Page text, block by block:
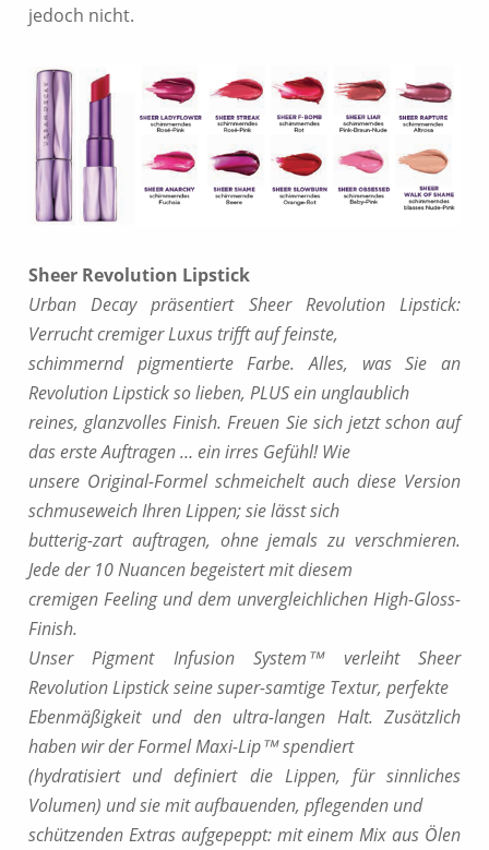
jedoch nicht.
Sheer Revolution Lipstick
Urban Decay präsentiert Sheer Revolution Lipstick:
Verrucht cremiger Luxus trifft auf feinste,
schimmernd pigmentierte Farbe. Alles, was Sie an
Revolution Lipstick so lieben, PLUS ein unglaublich
reines, glanzvolles Finish. Freuen Sie sich jetzt schon auf
das erste Auftragen … ein irres Gefühl! Wie
unsere Original-Formel schmeichelt auch diese Version
schmuseweich Ihren Lippen; sie lässt sich
butterig-zart auftragen, ohne jemals zu verschmieren.
Jede der 10 Nuancen begeistert mit diesem
cremigen Feeling und dem unvergleichlichen High-Gloss-
Finish.
Unser Pigment Infusion System™ verleiht Sheer
Revolution Lipstick seine super-samtige Textur, perfekte
Ebenmäßigkeit und den ultra-langen Halt. Zusätzlich
haben wir der Formel Maxi-Lip™ spendiert
(hydratisiert und definiert die Lippen, für sinnliches
Volumen) und sie mit aufbauenden, pflegenden und
schützenden Extras aufgepeppt: mit einem Mix aus Ölen